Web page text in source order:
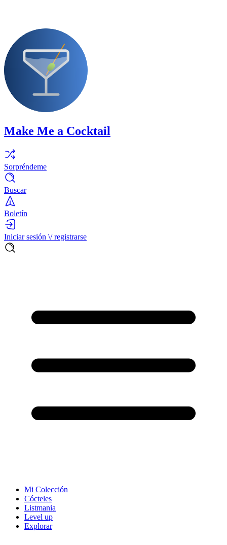
Make Me a Cocktail
Sorpréndeme
Buscar
Boletín
Iniciar sesión \/ registrarse
Mi Colección
Cócteles
Listmania
Level up
Explorar